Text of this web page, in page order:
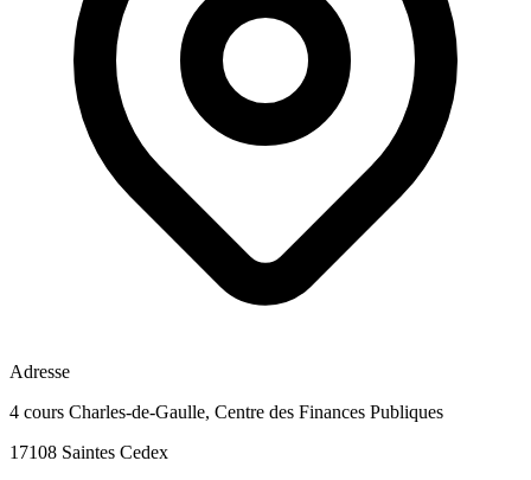
Adresse
4 cours Charles-de-Gaulle, Centre des Finances Publiques
17108 Saintes Cedex